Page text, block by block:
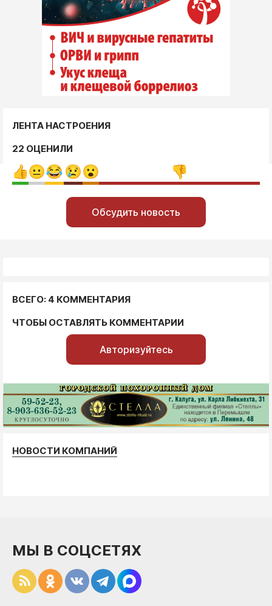
ЛЕНТА НАСТРОЕНИЯ
22 ОЦЕНИЛИ
Обсудить новость
ВСЕГО: 4 КОММЕНТАРИЯ
ЧТОБЫ ОСТАВЛЯТЬ КОММЕНТАРИИ
Авторизуйтесь
НОВОСТИ КОМПАНИЙ
МЫ В СОЦСЕТЯХ